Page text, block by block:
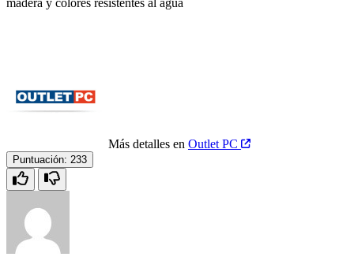
Más detalles en Outlet PC
Puntuación: 233